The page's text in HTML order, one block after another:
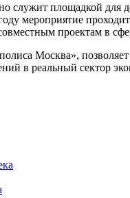
служит площадкой
мероприятие
проектам в
Москва»,
в реальный сектор